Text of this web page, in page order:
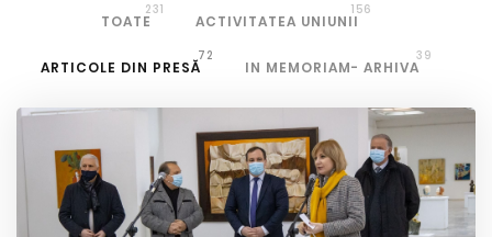
TOATE
231
ACTIVITATEA UNIUNII
156
ARTICOLE DIN PRESĂ
72
IN MEMORIAM- ARHIVA
39